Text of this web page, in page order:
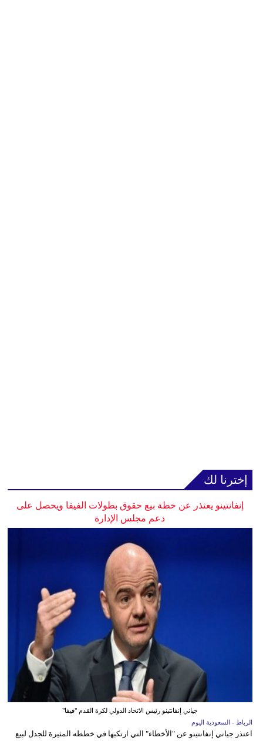
إخترنا لك
إنفانتينو يعتذر عن خطة بيع حقوق بطولات الفيفا ويحصل على
دعم مجلس الإدارة
جياني إنفانتينو رئيس الاتحاد الدولي لكرة القدم "فيفا"
الرباط - السعودية اليوم
اعتذر جياني إنفانتينو عن "الأخطاء" التي ارتكبها في خططه المثيرة للجدل لبيع